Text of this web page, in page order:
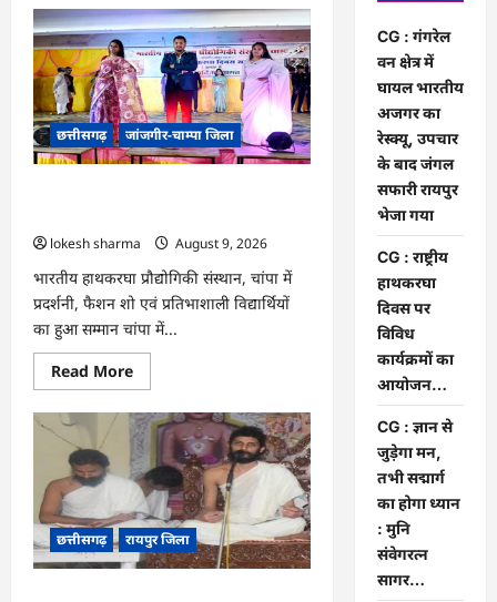
CG
:
गंगरेल
वन
क्षेत्र
में
घायल
भारतीय
अजगर
का
रेस्क्यू,
सफारी
भेजा
गया
छत्तीसगढ़ जांजगीर-चाम्पा जिला
lokesh sharma
August 9, 2026
भारतीय हाथकरघा प्रौद्योगिकी संस्थान, चांपा में
प्रदर्शनी, फैशन शो एवं प्रतिभाशाली विद्यार्थियों
का हुआ सम्मान चांपा में...
Read MoreRead
more
CG
:
राष्ट्रीय
हाथकरघा
दिवस
पर
विविध
कार्यक्रमों
का
आयोजन…
छत्तीसगढ़ रायपुर जिला
CG : गंगरेल
वन क्षेत्र में
घायल भारतीय
अजगर का
रेस्क्यू, उपचार
के बाद जंगल
सफारी रायपुर
भेजा गया
CG : राष्ट्रीय
हाथकरघा
दिवस पर
विविध
कार्यक्रमों का
आयोजन…
CG : ज्ञान से
जुड़ेगा मन,
तभी सद्मार्ग
का होगा ध्यान
: मुनि
संवेगरत्न
सागर…